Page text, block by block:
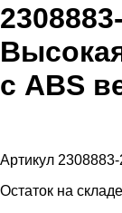
с ABS
Артикул
Остаток на